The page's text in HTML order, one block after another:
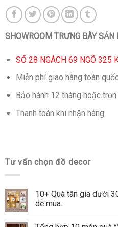
SHOWROOM TRƯNG BÀY SẢN
SỐ 28 NGÁCH 69 NGÕ 325
Miễn phí giao hàng toàn
Bảo hành 12 tháng hoặc
Thanh toán khi nhận hàng
Tư vấn chọn đồ decor
10+ Quà tân gia dưới
dễ mua.